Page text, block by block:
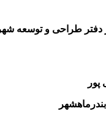
بازدید از محل (سایت ویزیت)در ساعت ۱۰